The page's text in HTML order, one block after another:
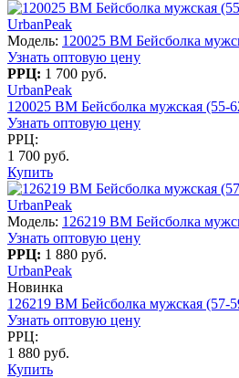
UrbanPeak
Модель: 120025 BM Бейсболка
Узнать оптовую цену
РРЦ: 1 700 руб.
UrbanPeak
120025 BM Бейсболка мужская (55-
Узнать оптовую цену
РРЦ:
1 700 руб.
Купить
UrbanPeak
Модель: 126219 BM Бейсболка
Узнать оптовую цену
РРЦ: 1 880 руб.
UrbanPeak
Новинка
126219 BM Бейсболка мужская (57-
Узнать оптовую цену
РРЦ:
1 880 руб.
Купить